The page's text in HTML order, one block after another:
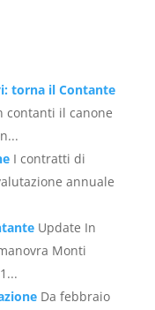
torna il Contante
contanti il canone
I contratti di
annuale
Update In
Monti
Da febbraio